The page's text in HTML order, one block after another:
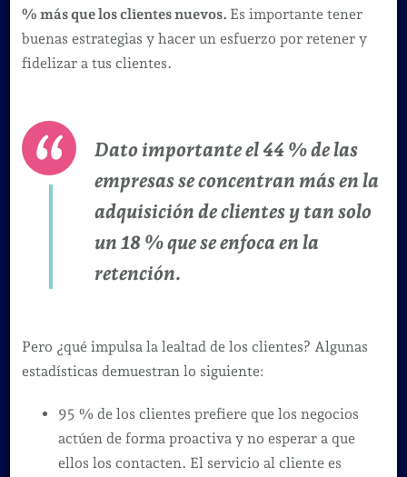
estrategias
que
funcionan
tus
clientes.
% más que los clientes nuevos. Es importante tener
buenas estrategias y hacer un esfuerzo por retener y
fidelizar a tus clientes.
Dato importante el 44 % de las
empresas se concentran más en la
adquisición de clientes y tan solo
un 18 % que se enfoca en la
retención.
Pero ¿qué impulsa la lealtad de los clientes? Algunas
estadísticas demuestran lo siguiente:
95 % de los clientes prefiere que los negocios
actúen de forma proactiva y no esperar a que
ellos los contacten. El servicio al cliente es